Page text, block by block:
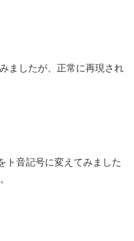
ましたが、正常に再現され
ト音記号に変えてみました